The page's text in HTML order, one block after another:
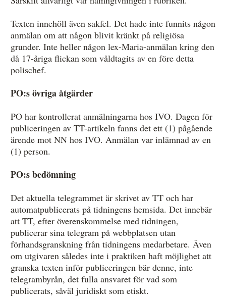
Texten innehöll även sakfel. Det hade inte funnits någon
anmälan om att någon blivit kränkt på religiösa
grunder. Inte heller någon lex-Maria-anmälan kring den
då 17-åriga flickan som våldtagits av en före detta
polischef.
PO:s övriga åtgärder
PO har kontrollerat anmälningarna hos IVO. Dagen för
publiceringen av TT-artikeln fanns det ett (1) pågående
ärende mot NN hos IVO. Anmälan var inlämnad av en
(1) person.
PO:s bedömning
Det aktuella telegrammet är skrivet av TT och har
automatpublicerats på tidningens hemsida. Det innebär
att TT, efter överenskommelse med tidningen,
publicerar sina telegram på webbplatsen utan
förhandsgranskning från tidningens medarbetare. Även
om utgivaren således inte i praktiken haft möjlighet att
granska texten inför publiceringen bär denne, inte
telegrambyrån, det fulla ansvaret för vad som
publicerats, såväl juridiskt som etiskt.